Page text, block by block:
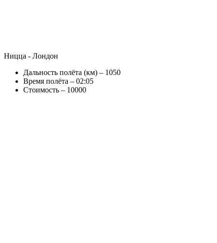
Ницца - Лондон
Дальность полёта (км) – 1050
Время полёта – 02:05
Стоимость – 10000